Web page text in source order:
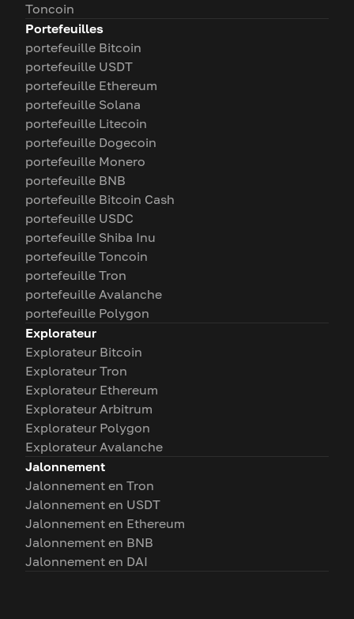
Toncoin
Portefeuilles
portefeuille Bitcoin
portefeuille USDT
portefeuille Ethereum
portefeuille Solana
portefeuille Litecoin
portefeuille Dogecoin
portefeuille Monero
portefeuille BNB
portefeuille Bitcoin Cash
portefeuille USDC
portefeuille Shiba Inu
portefeuille Toncoin
portefeuille Tron
portefeuille Avalanche
portefeuille Polygon
Explorateur
Explorateur Bitcoin
Explorateur Tron
Explorateur Ethereum
Explorateur Arbitrum
Explorateur Polygon
Explorateur Avalanche
Jalonnement
Jalonnement en Tron
Jalonnement en USDT
Jalonnement en Ethereum
Jalonnement en BNB
Jalonnement en DAI